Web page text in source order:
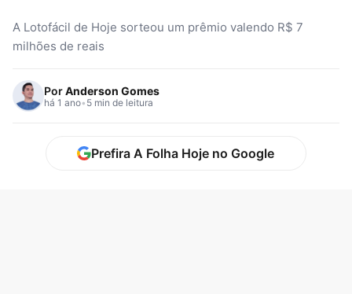
A Lotofácil de Hoje sorteou um prêmio valendo R$ 7
milhões de reais
PorAnderson Gomes
há 1 ano• 5 min de leitura
Prefira A Folha Hoje no Google